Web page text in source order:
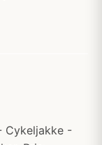
Cykeljakke -